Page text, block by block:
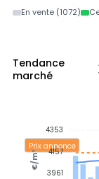
En vente (1072)
Tendance
marché
Prix annonce
4353
4157
3961
€/m²